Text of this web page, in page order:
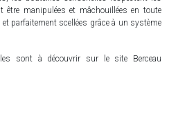
être manipulées et mâchouillées en toute
parfaitement scellées grâce à un système
sont à découvrir sur le site Berceau